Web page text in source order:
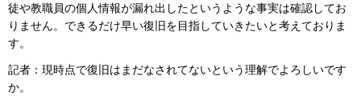
徒や教職員の個人情報が漏れ出したというような事実は確認してお
りません。できるだけ早い復旧を目指していきたいと考えておりま
す。
記者：現時点で復旧はまだなされてないという理解でよろしいです
か。